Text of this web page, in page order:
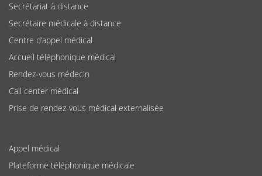
Secrétariat à distance
Secrétaire médicale à distance
Centre d’appel médical
Accueil téléphonique médical
Rendez-vous médecin
Call center médical
Prise de rendez-vous médical externalisée
Appel médical
Plateforme téléphonique médicale